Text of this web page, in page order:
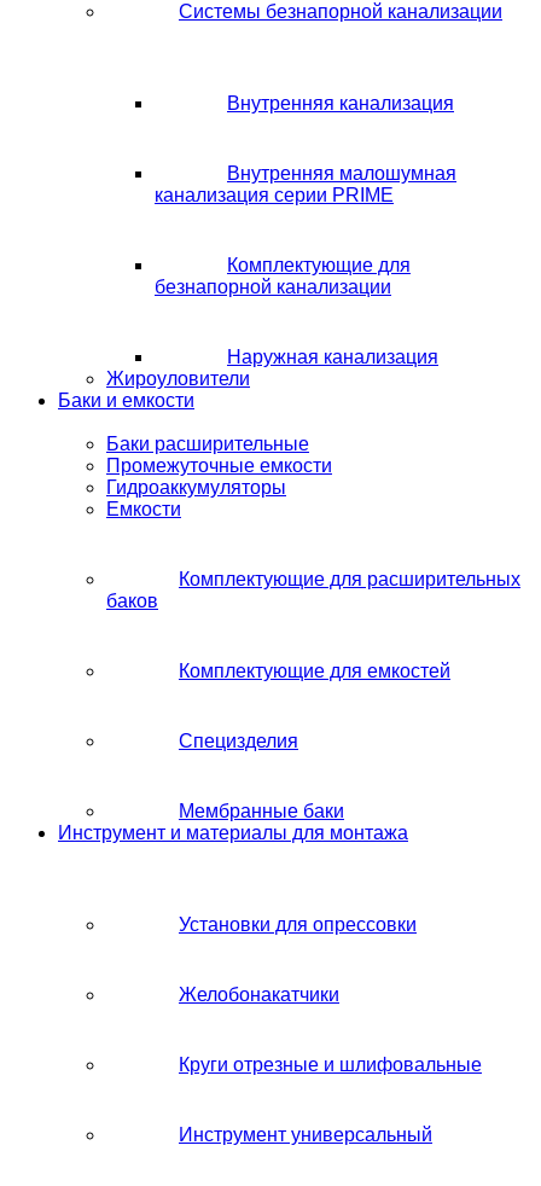
Системы безнапорной канализации
Внутренняя канализация
Внутренняя малошумная
канализация серии PRIME
Комплектующие для
безнапорной канализации
Наружная канализация
Жироуловители
Баки и емкости
Баки расширительные
Промежуточные емкости
Гидроаккумуляторы
Емкости
Комплектующие для расширительных
баков
Комплектующие для емкостей
Специзделия
Мембранные баки
Инструмент и материалы для монтажа
Установки для опрессовки
Желобонакатчики
Круги отрезные и шлифовальные
Инструмент универсальный